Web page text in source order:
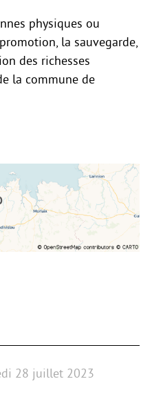
physiques ou
la sauvegarde,
des richesses
la commune de
28 juillet 2023